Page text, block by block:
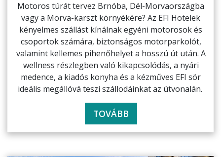
Motoros túrát tervez Brnóba, Dél-Morvaországba
vagy a Morva-karszt környékére? Az EFI Hotelek
kényelmes szállást kínálnak egyéni motorosok és
csoportok számára, biztonságos motorparkolót,
valamint kellemes pihenőhelyet a hosszú út után. A
wellness részlegben való kikapcsolódás, a nyári
medence, a kiadós konyha és a kézműves EFI sör
ideális megállóvá teszi szállodáinkat az útvonalán.
TOVÁBB